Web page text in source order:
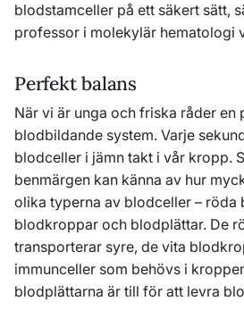
blodstamceller på ett säkert sätt,
professor i molekylär hematologi
Perfekt balans
När vi är unga och friska råder en
blodbildande system. Varje
blodceller i jämn takt i vår kropp.
benmärgen kan känna av hur
olika typerna av blodceller – röda
blodkroppar och blodplättar. De
transporterar syre, de vita
immunceller som behövs i
blodplättarna är till för att levra